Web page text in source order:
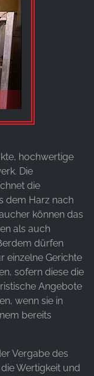
hochwertige
Die
die
dem Harz nach
können das
als auch
dürfen
einzelne Gerichte
sofern diese die
Angebote
wenn sie in
bereits
Vergabe des
Wertigkeit und